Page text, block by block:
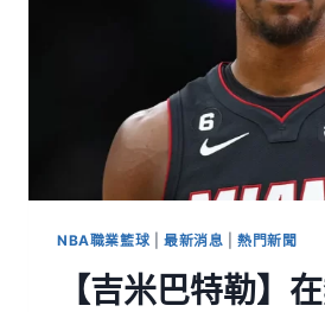
NBA職業籃球 最新消息 |熱門新聞
【吉米巴特勒】